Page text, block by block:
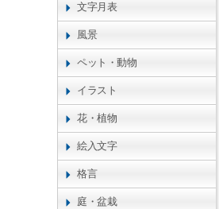
文字月表
風景
ペット・動物
イラスト
花・植物
絵入文字
格言
庭・盆栽